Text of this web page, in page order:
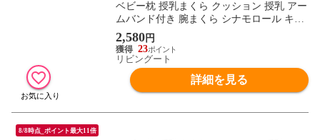
ベビー枕 授乳まくら クッション 授乳 アー
ムバンド付き 腕まくら シナモロール キャ
ラクター （ 赤ちゃん 枕 ベビーピロー 0ヶ
月 授乳用 絶壁防止 向き癖 ドーナツ枕 ア
ームピロー 赤ちゃんまくら ドーナツ型 新
生児 0歳 洗える ）
2,580円
23
リビングート
詳細を見る
8/8時点_ポイント最大11倍